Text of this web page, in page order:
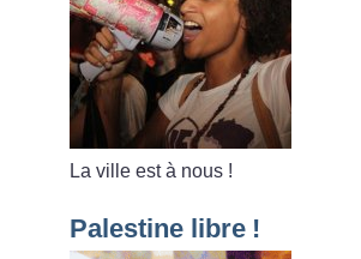
La ville est à nous !
Palestine libre !